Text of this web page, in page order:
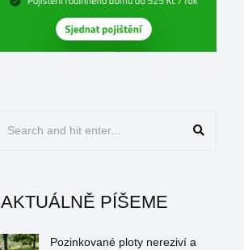
AKTUÁLNĚ PÍŠEME
Pozinkované ploty nereziví a